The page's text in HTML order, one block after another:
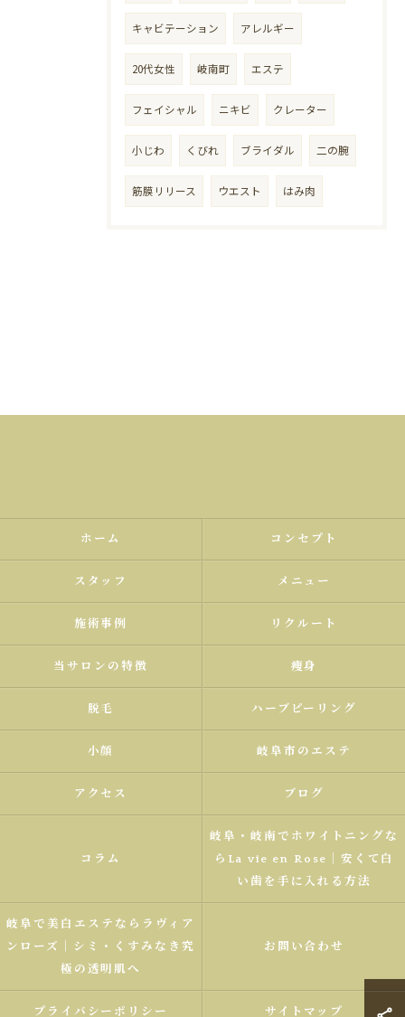
キャビテーション アレルギー
20代女性 岐南町 エステ
フェイシャル ニキビ クレーター
小じわ くびれ ブライダル 二の腕
筋膜リリース ウエスト はみ肉
ホーム コンセプト
スタッフ メニュー
施術事例 リクルート
当サロンの特徴 痩身
脱毛 ハーブピーリング
小顔 岐阜市のエステ
アクセス ブログ
コラム
岐阜・岐南でホワイトニングな
らLa vie en Rose｜安くて白
い歯を手に入れる方法
岐阜で美白エステならラヴィア
ンローズ｜シミ・くすみなき究
極の透明肌へ
お問い合わせ
プライバシーポリシー サイトマップ